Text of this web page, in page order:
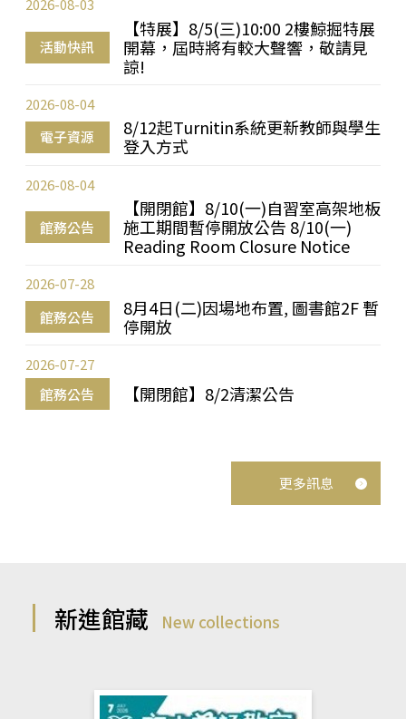
活動快訊
【特展】8/5(三)10:00 2樓鯨掘特展
開幕，屆時將有較大聲響，敬請見
諒!
2026-08-03
電子資源
8/12起Turnitin系統更新教師與學生
登入方式
2026-08-04
館務公告
【開閉館】8/10(一)自習室高架地板
施工期間暫停開放公告 8/10(一)
Reading Room Closure Notice
2026-08-04
館務公告
8月4日(二)因場地布置, 圖書館2F 暫
停開放
2026-07-28
館務公告 【開閉館】8/2清潔公告
2026-07-27
更多訊息
新進館藏 New collections